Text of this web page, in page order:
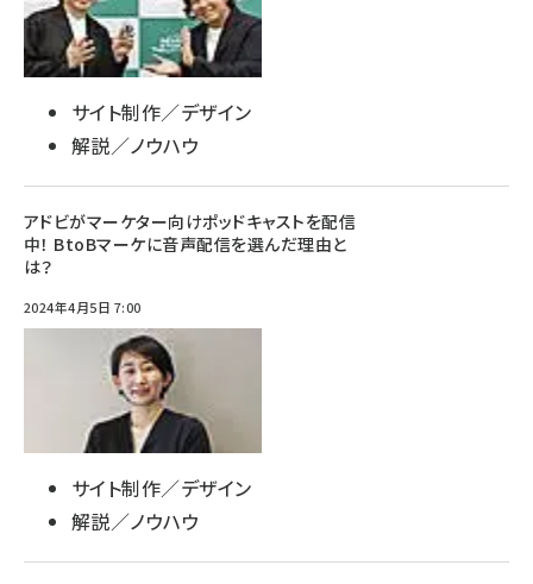
サイト制作／デザイン
解説／ノウハウ
アドビがマーケター向けポッドキャストを配信
中！ BtoBマーケに音声配信を選んだ理由と
は？
2024年4月5日 7:00
サイト制作／デザイン
解説／ノウハウ